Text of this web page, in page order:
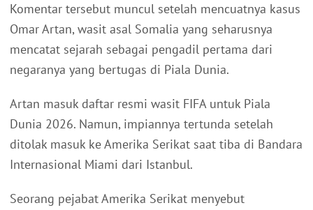
Komentar tersebut muncul setelah mencuatnya kasus
Omar Artan, wasit asal Somalia yang seharusnya
mencatat sejarah sebagai pengadil pertama dari
negaranya yang bertugas di Piala Dunia.
Artan masuk daftar resmi wasit FIFA untuk Piala
Dunia 2026. Namun, impiannya tertunda setelah
ditolak masuk ke Amerika Serikat saat tiba di Bandara
Internasional Miami dari Istanbul.
Seorang pejabat Amerika Serikat menyebut